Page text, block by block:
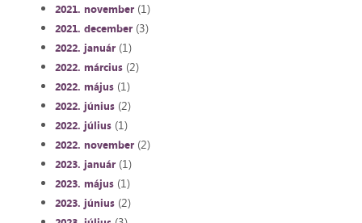
2021. november(1)
2021. december(3)
2022. január(1)
2022. március(2)
2022. május(1)
2022. június(2)
2022. július(1)
2022. november(2)
2023. január(1)
2023. május(1)
2023. június(2)